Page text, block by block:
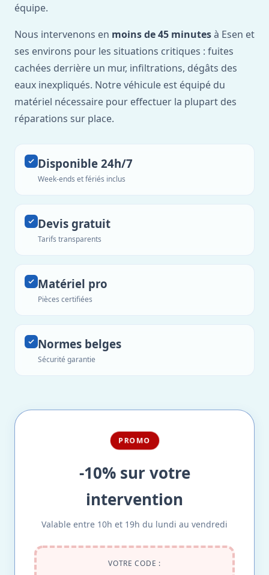
équipe.
Nous intervenons en moins de 45 minutesà Esen et
ses environs pour les situations critiques : fuites
cachées derrière un mur, infiltrations, dégâts des
eaux inexpliqués. Notre véhicule est équipé du
matériel nécessaire pour effectuer la plupart des
réparations sur place.
Disponible 24h/7
Week-ends et fériés inclus
Devis gratuit
Tarifs transparents
Matériel pro
Pièces certifiées
Normes belges
Sécurité garantie
PROMO
-10% sur votre
intervention
Valable entre 10h et 19h du lundi au vendredi
VOTRE CODE :